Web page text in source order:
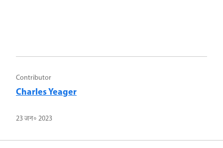
Contributor
Charles Yeager
23 जन॰ 2023